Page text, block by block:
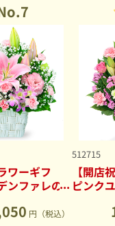
ワーギフ
ンファレの
円（税込）
512715
【開店
ピンク